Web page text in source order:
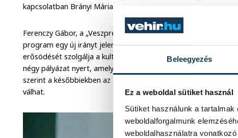
Beleegyezés
Ez a weboldal sütiket használ
Sütiket használunk a
weboldalforgalmunk
weboldalhasználatra
kapcsolatban Brányi Mária.
Ferenczy Gábor, a „Veszprém az Élhető Város”
program egy új irányt jelent a stratégián belül, amely
erősödését szolgálja a kulturális és közösségi kapacitások
négy pályázat nyert, amelyek közül elsőként indulhat el most a
szerint a későbbiekben az EKF programba is bekapcsolódik,
válhat.